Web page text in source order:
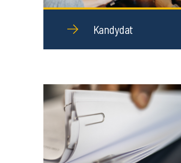
Kandydat